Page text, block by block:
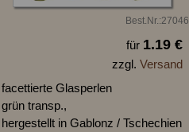
Best.Nr.:27046
für 1.19 €
zzgl. Versand
facettierte Glasperlen
grün transp.,
hergestellt in Gablonz / Tschechien